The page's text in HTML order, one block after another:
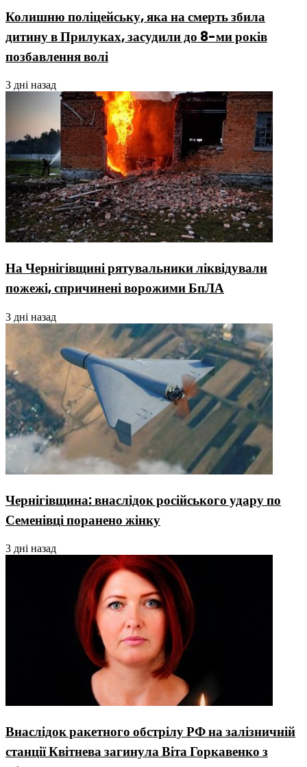
Колишню поліцейську, яка на смерть збила
дитину в Прилуках, засудили до 8-ми років
позбавлення волі
3 дні назад
На Чернігівщині рятувальники ліквідували
пожежі, спричинені ворожими БпЛА
3 дні назад
Чернігівщина: внаслідок російського удару по
Семенівці поранено жінку
3 дні назад
Внаслідок ракетного обстрілу РФ на залізничній
станції Квітнева загинула Віта Горкавенко з